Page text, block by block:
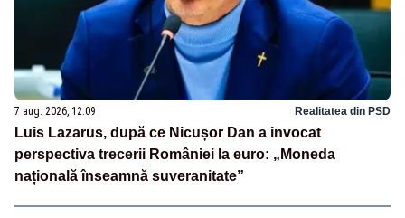
7 aug. 2026, 12:09 Realitatea din PSD
Luis Lazarus, după ce Nicușor Dan a invocat
perspectiva trecerii României la euro: „Moneda
națională înseamnă suveranitate”